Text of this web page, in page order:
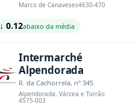
Marco de Canaveses4630-470
↓ 0.12abaixo da média
Intermarché
Alpendorada
R. da Cachorrela, nº 345
Alpendorada, Várzea e Torrão
4575-003